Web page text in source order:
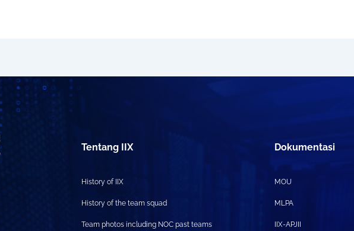
Tentang IIX
History of IIX
History of the team squad
Team photos including NOC past teams
Dokumentasi
MOU
MLPA
IIX-APJII